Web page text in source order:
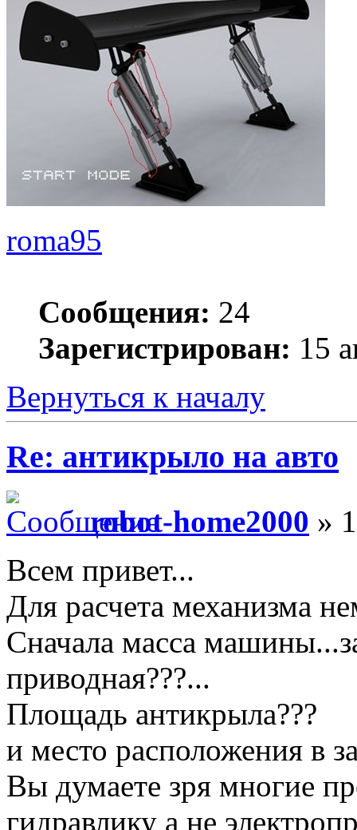
roma95
Сообщения: 24
Зарегистрирован: 15
Вернуться к началу
Re: антикрыло на авто
robot-home2000 »
Всем привет...
Для расчета механизма
Сначала масса
приводная???...
Площадь антикрыла???
и место расположения в
Вы думаете зря многие
гидравлику а не